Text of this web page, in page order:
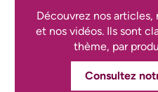
Découvrez nos
et nos vidéos. Ils sont
thème, par
Consultez